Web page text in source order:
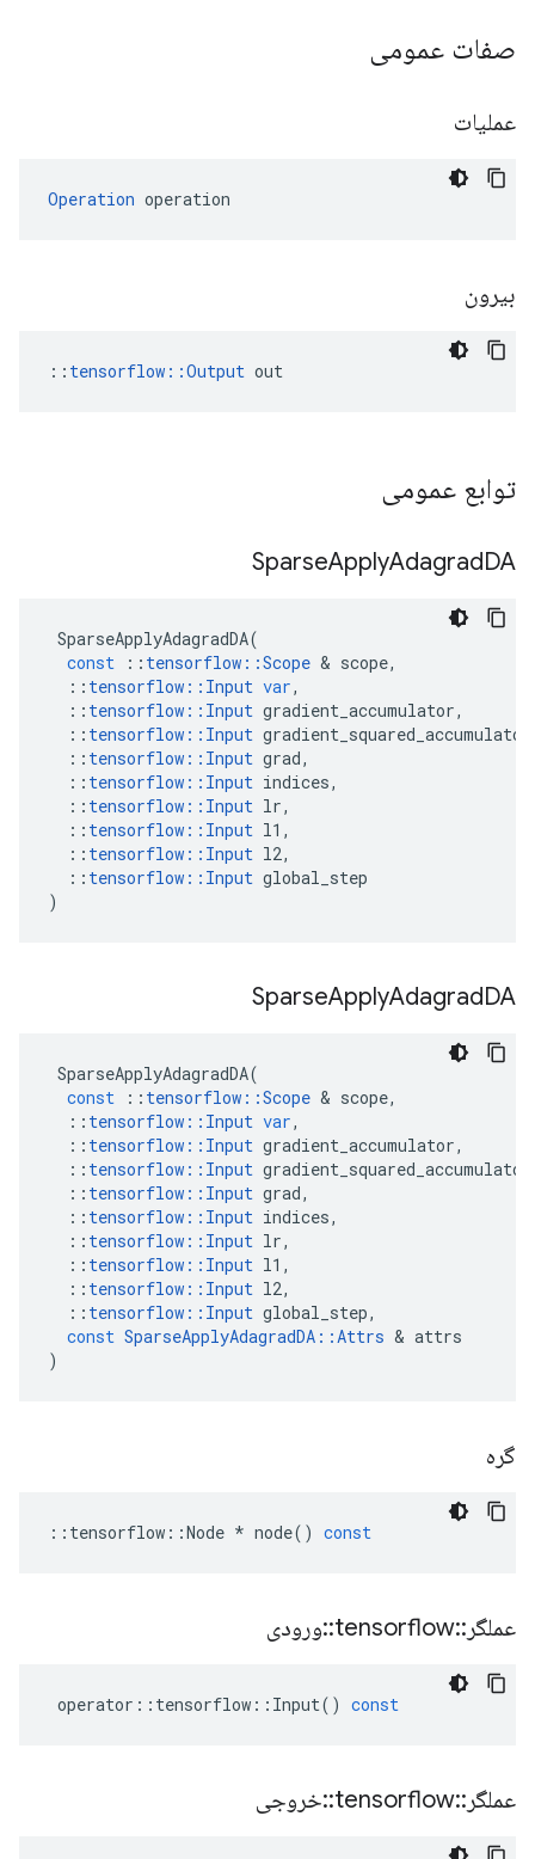
صفات عمومی
عملیات
Operation operation
بیرون
:: tensorflow::Output out
توابع عمومی
SparseApplyAdagradDA
SparseApplyAdagradDA(
const
:: tensorflow ::Scope & scope,
:: tensorflow :: Input var,
:: tensorflow :: Input gradient_accumulator,
:: tensorflow :: Input gradient_squared_accumulator
:: tensorflow :: Input grad,
:: tensorflow :: Input indices,
:: tensorflow :: Input lr,
:: tensorflow :: Input l1 ,
:: tensorflow :: Input l2,
:: tensorflow :: Input global_step
)
SparseApplyAdagradDA
SparseApplyAdagradDA(
const
:: tensorflow ::Scope & scope,
:: tensorflow :: Input var,
:: tensorflow :: Input gradient_accumulator,
:: tensorflow :: Input gradient_squared_accumulator
:: tensorflow :: Input grad,
:: tensorflow :: Input indices,
:: tensorflow :: Input lr,
:: tensorflow :: Input l1 ,
:: tensorflow :: Input l2,
:: tensorflow :: Input global_step,
const SparseApplyAdagradDA ::Attrs & attrs
)
گره
:: tensorflow ::Node * node() const
عملگر ::
tensorflow
::ورودی
operator :: tensorflow :: Input() const
عملگر ::
tensorflow
::خروجی